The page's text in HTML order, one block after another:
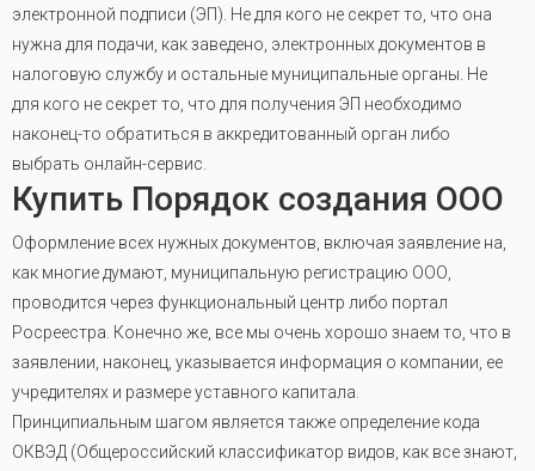
электронной подписи (ЭП). Не для кого не секрет то, что она
нужна для подачи, как заведено, электронных документов в
налоговую службу и остальные муниципальные органы. Не
для кого не секрет то, что для получения ЭП необходимо
наконец-то обратиться в аккредитованный орган либо
выбрать онлайн-сервис.
Купить Порядок создания ООО
Оформление всех нужных документов, включая заявление на,
как многие думают, муниципальную регистрацию ООО,
проводится через функциональный центр либо портал
Росреестра. Конечно же, все мы очень хорошо знаем то, что в
заявлении, наконец, указывается информация о компании, ее
учредителях и размере уставного капитала
Принципиальным шагом является также определение кода
ОКВЭД (Общероссийский классификатор видов, как все знают,